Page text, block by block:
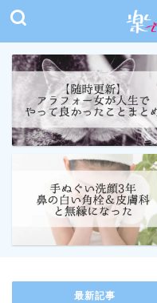
最新記事